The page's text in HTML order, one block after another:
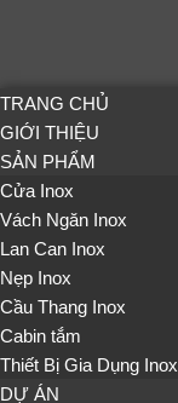
TRANG CHỦ
GIỚI THIỆU
SẢN PHẨM
Cửa Inox
Vách Ngăn Inox
Lan Can Inox
Nẹp Inox
Cầu Thang Inox
Cabin tắm
Thiết Bị Gia Dụng Inox
DỰ ÁN